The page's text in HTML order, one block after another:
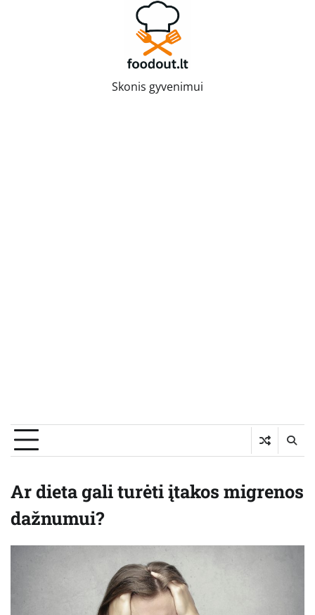
Skonis gyvenimui
Ar dieta gali turėti įtakos migrenos
dažnumui?